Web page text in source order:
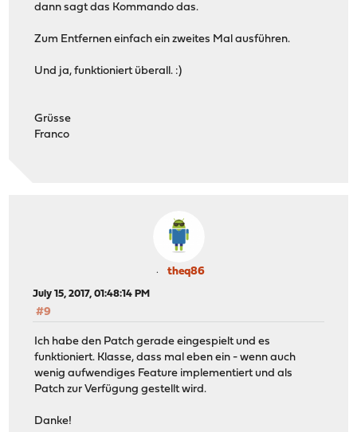
dann sagt das Kommando das.
Zum Entfernen einfach ein zweites Mal ausführen.
Und ja, funktioniert überall. :)
Grüsse
Franco
theq86
July 15, 2017, 01:48:14 PM
#9
Ich habe den Patch gerade eingespielt und es
funktioniert. Klasse, dass mal eben ein - wenn auch
wenig aufwendiges Feature implementiert und als
Patch zur Verfügung gestellt wird.
Danke!